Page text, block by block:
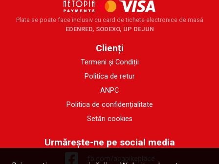
Plata se poate face inclusiv cu card de tichete electronice de masă
EDENRED, SODEXO, UP DEJUN
Clienți
Termeni și Condiții
Politica de retur
ANPC
Politica de confidențialitate
Setări cookies
Urmărește-ne pe social media
fb.com/acapikeplace